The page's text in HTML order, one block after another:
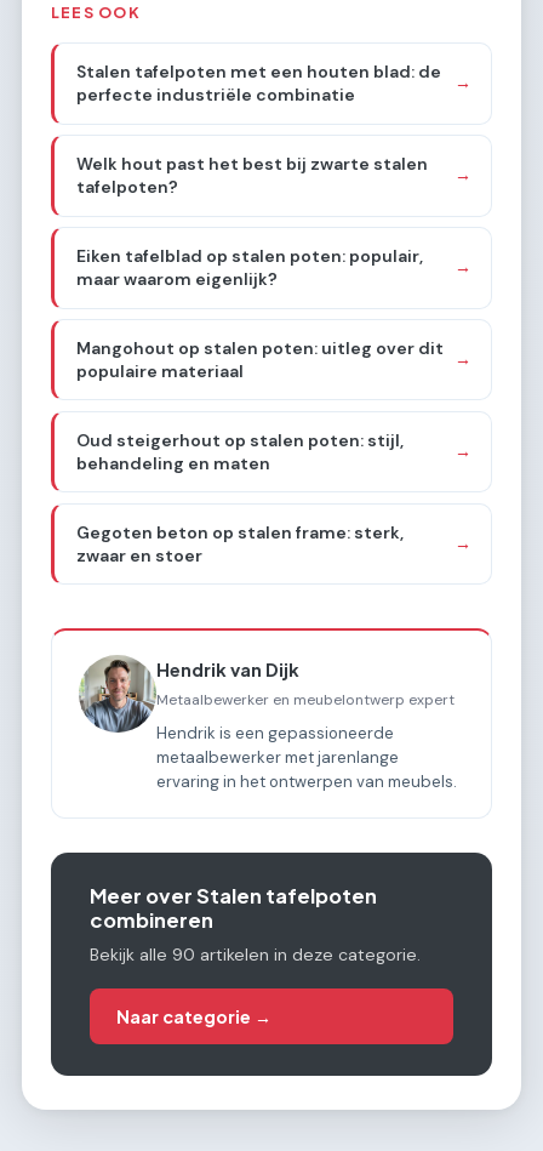
LEES OOK
Stalen tafelpoten met een houten blad: de
perfecte industriële combinatie
→
Welk hout past het best bij zwarte stalen
tafelpoten?
→
Eiken tafelblad op stalen poten: populair,
maar waarom eigenlijk?
→
Mangohout op stalen poten: uitleg over dit
populaire materiaal
→
Oud steigerhout op stalen poten: stijl,
behandeling en maten
→
Gegoten beton op stalen frame: sterk,
zwaar en stoer
→
Hendrik van Dijk
Metaalbewerker en meubelontwerp expert
Hendrik is een gepassioneerde
metaalbewerker met jarenlange
ervaring in het ontwerpen van meubels.
Meer over Stalen tafelpoten
combineren
Bekijk alle 90 artikelen in deze categorie.
Naar categorie →